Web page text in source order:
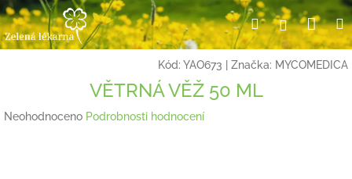
Přejít
na
obsah
HledatPřihlášení
Kód: YAO673 Značka: MYCOMEDICA
VĚTRNÁ VĚŽ 50 ML
Průměrné
Neohodnoceno Podrobnosti hodnocení